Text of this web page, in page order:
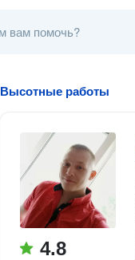
Высотные работы
4.8